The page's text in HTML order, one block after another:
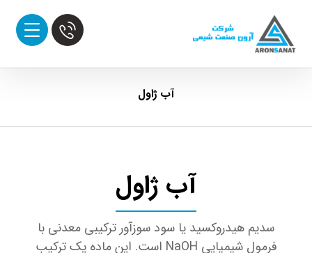
آب ژاول
آب ژاول
سدیم هیدروکسید یا سود سوزآور ترکیبی معدنی با
فرمول شیمیایی NaOH است. این ماده یک ترکیب